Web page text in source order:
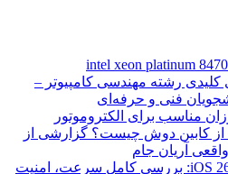
کلیدی رشته مهندسی کامپیوتر –
فنی و حرفه‌ای
مناسب برای الکتروموتور
از کابین دوش چیست؟ گزارشی از
آریان جام
مقایسه اندروید 16 و iOS 26.1: بررسی کامل سرعت، امنیت